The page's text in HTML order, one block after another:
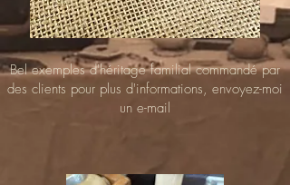
Bel exemples d'héritage familial commandé par
des clients pour plus d'informations, envoyez-moi
un e-mail